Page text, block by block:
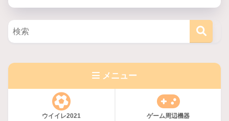
メニュー
ウイイレ2021 ゲーム周辺機器